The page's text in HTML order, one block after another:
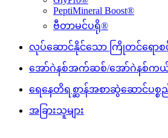
PeptiMineral Boost®
ဗီတာမင်ပရို®
လုပ်ဆောင်နိုင်သော ကြိုတင်ရောစ
အော်ဂဲနစ်အက်ဆစ်/အော်ဂဲနစ်
ရေနေတိရစ္ဆာန်အစာဆွဲဆောင်ပစ္စည်
အခြားသူများ